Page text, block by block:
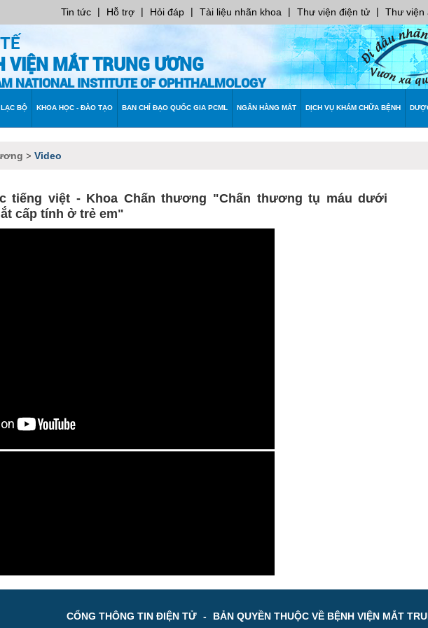
Tin tức | Hỗ trợ | Hỏi đáp | Tài liệu nhãn khoa | Thư viện điện tử | Thư viện
VIỆN MẮT TRUNG ƯƠNG
NATIONAL INSTITUTE OF OPHTHALMOLOGY
BỘ KHOA HỌC - ĐÀO TẠO BAN CHỈ ĐẠO QUỐC GIA PCML NGÂN HÀNG MẮT DỊCH VỤ KHÁM CHỮA BỆNH
> Video
tiếng việt - Khoa Chấn thương "Chấn thương tụ máu dưới
cấp tính ở trẻ em"
CỔNG THÔNG TIN ĐIỆN TỬ - BẢN QUYỀN THUỘC VỀ BỆNH VIỆN MẮT